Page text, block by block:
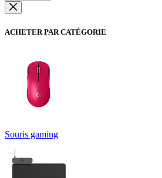
ACHETER PAR CATÉGORIE
Souris gaming